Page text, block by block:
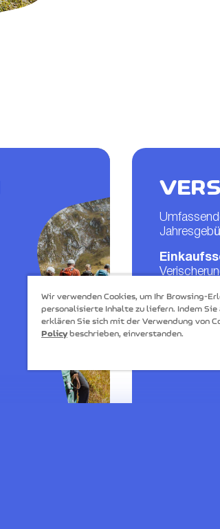
Wir verwenden Cookies, um Ihr Browsing-
personalisierte Inhalte zu liefern. Indem
erklären Sie sich mit der Verwendung von
Policybeschrieben, einverstanden.